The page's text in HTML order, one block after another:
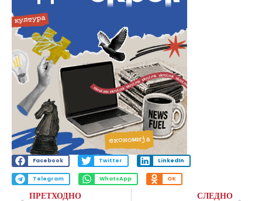
Facebook Twitter LinkedIn
Telegram WhatsApp OK
ПРЕТХОДНО СЛЕДНО